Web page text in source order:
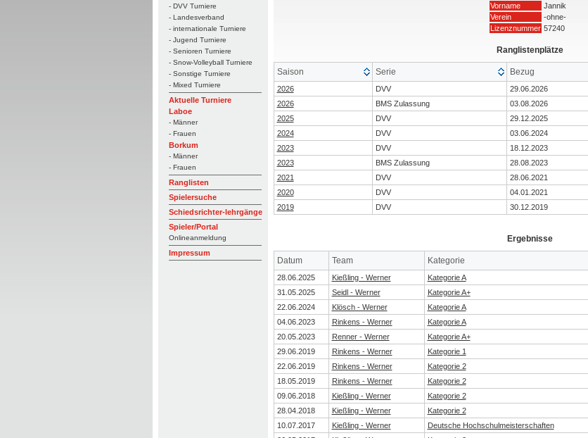
- DVV Turniere
- Landesverband
- internationale Turniere
- Jugend Turniere
- Senioren Turniere
- Snow-Volleyball Turniere
- Sonstige Turniere
- Mixed Turniere
Aktuelle Turniere
Laboe
- Männer
- Frauen
Borkum
- Männer
- Frauen
Ranglisten
Spielersuche
Schiedsrichter-lehrgänge
Spieler/Portal
Onlineanmeldung
Impressum
Vorname
Jannik
Verein
-ohne-
Lizenznummer 57240
Ranglistenplätze
Saison Serie Bezug
2026 DVV 29.06.2026
2026
BMS Zulassung 03.08.2026
2025
DVV 29.12.2025
2024
DVV 03.06.2024
2023
DVV 18.12.2023
2023
BMS Zulassung 28.08.2023
2021
DVV 28.06.2021
2020
DVV 04.01.2021
2019
DVV 30.12.2019
Ergebnisse
Datum Team Kategorie
28.06.2025 Kießling - Werner Kategorie A
31.05.2025
Seidl - Werner Kategorie A+
22.06.2024
Klösch - Werner Kategorie A
04.06.2023
Rinkens - Werner Kategorie A
20.05.2023
Renner - Werner Kategorie A+
29.06.2019
Rinkens - Werner Kategorie 1
22.06.2019
Rinkens - Werner Kategorie 2
18.05.2019
Rinkens - Werner Kategorie 2
09.06.2018
Kießling - Werner Kategorie 2
28.04.2018
Kießling - Werner Kategorie 2
10.07.2017
Kießling - Werner Deutsche Hochschulmeisterschaften